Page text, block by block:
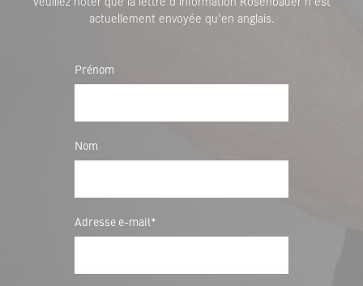
actuellement envoyée qu'en anglais.
Prénom
Nom
Adresse e-mail*